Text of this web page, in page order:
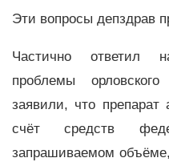
Эти вопросы депздрав
Частично ответил
проблемы
заявили, что препарат
счёт средств
запрашиваемом